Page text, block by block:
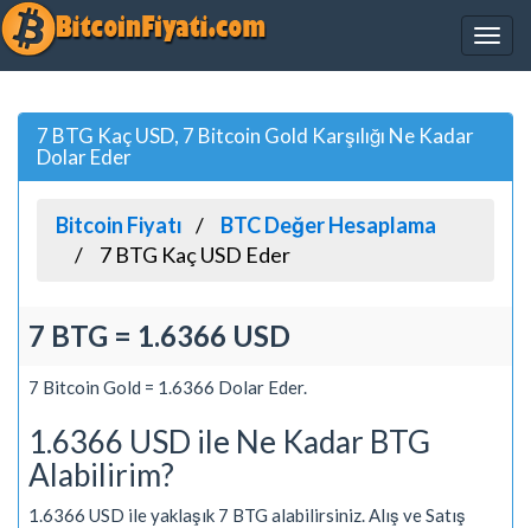
7 BTG Kaç USD, 7 Bitcoin Gold Karşılığı Ne Kadar
Dolar Eder
Bitcoin Fiyatı
BTC Değer Hesaplama
7 BTG Kaç USD Eder
7 BTG = 1.6366 USD
7 Bitcoin Gold = 1.6366 Dolar Eder.
1.6366 USD ile Ne Kadar BTG
Alabilirim?
1.6366 USD ile yaklaşık 7 BTG alabilirsiniz. Alış ve Satış